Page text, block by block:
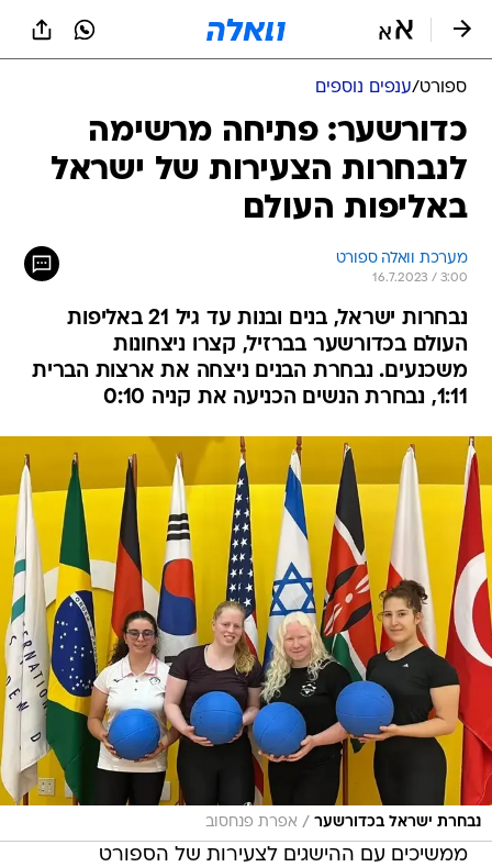
ספורט/ענפים נוספים
כדורשער: פתיחה מרשימה
לנבחרות הצעירות של ישראל
באליפות העולם
מערכת וואלה ספורט
16.7.2023 / 3:00
נבחרות ישראל, בנים ובנות עד גיל 21 באליפות
העולם בכדורשער בברזיל, קצרו ניצחונות
משכנעים. נבחרת הבנים ניצחה את ארצות הברית
1:11, נבחרת הנשים הכניעה את קניה 0:10
נבחרת ישראל בכדורשער / אפרת פנחסוב
ממשיכים עם ההישגים לצעירות של הספורט